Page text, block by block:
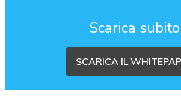
Scarica subito
SCARICA IL